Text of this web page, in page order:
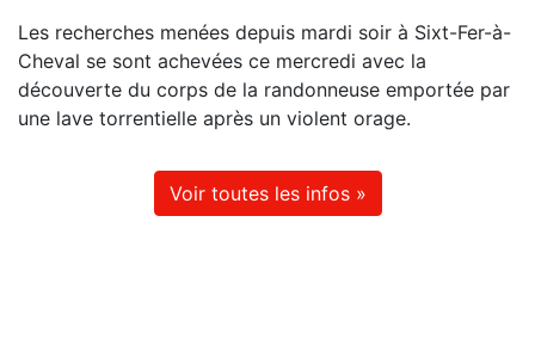
Les recherches menées depuis mardi soir à Sixt-Fer-à-
Cheval se sont achevées ce mercredi avec la
découverte du corps de la randonneuse emportée par
une lave torrentielle après un violent orage.
Voir toutes les infos »